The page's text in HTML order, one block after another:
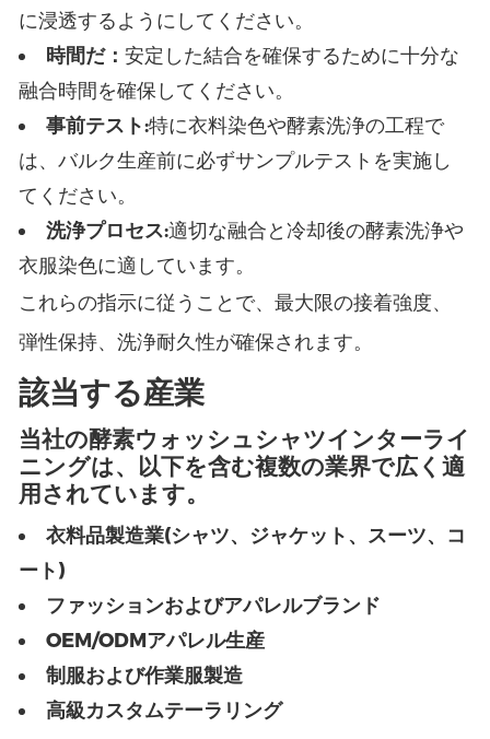
に浸透するようにしてください。
時間だ：安定した結合を確保するために十分な
融合時間を確保してください。
事前テスト:特に衣料染色や酵素洗浄の工程で
は、バルク生産前に必ずサンプルテストを実施し
てください。
洗浄プロセス:適切な融合と冷却後の酵素洗浄や
衣服染色に適しています。
これらの指示に従うことで、最大限の接着強度、
弾性保持、洗浄耐久性が確保されます。
該当する産業
当社の酵素ウォッシュシャツインターライ
ニングは、以下を含む複数の業界で広く適
用されています。
衣料品製造業(シャツ、ジャケット、スーツ、コ
ート)
ファッションおよびアパレルブランド
OEM/ODMアパレル生産
制服および作業服製造
高級カスタムテーラリング